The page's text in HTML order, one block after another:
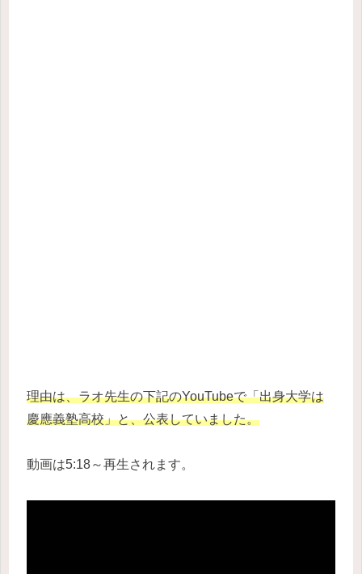
理由は、ラオ先生の下記のYouTubeで「出身大学は
慶應義塾高校」と、公表していました。
動画は5:18～再生されます。